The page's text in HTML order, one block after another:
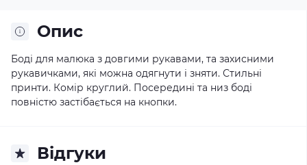
Опис
Боді для малюка з довгими рукавами, та захисними
рукавичками, які можна одягнути і зняти. Стильні
принти. Комір круглий. Посередині та низ боді
повністю застібається на кнопки.
Відгуки